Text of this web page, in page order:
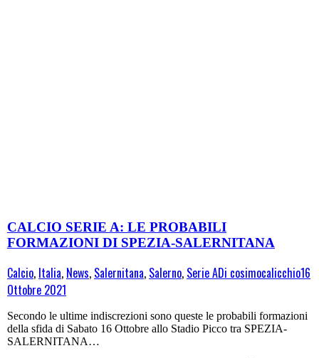
CALCIO SERIE A: LE PROBABILI
FORMAZIONI DI SPEZIA-SALERNITANA
Calcio, Italia, News, Salernitana, Salerno, Serie ADi cosimocalicchio16
Ottobre 2021
Secondo le ultime indiscrezioni sono queste le probabili formazioni
della sfida di Sabato 16 Ottobre allo Stadio Picco tra SPEZIA-
SALERNITANA…